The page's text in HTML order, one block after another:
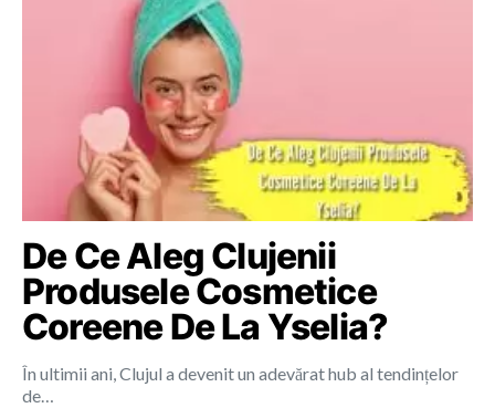
De Ce Aleg Clujenii
Produsele Cosmetice
Coreene De La Yselia?
În ultimii ani, Clujul a devenit un adevărat hub al tendințelor
de…